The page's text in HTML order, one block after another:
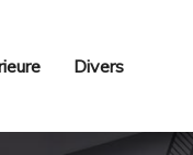
Divers